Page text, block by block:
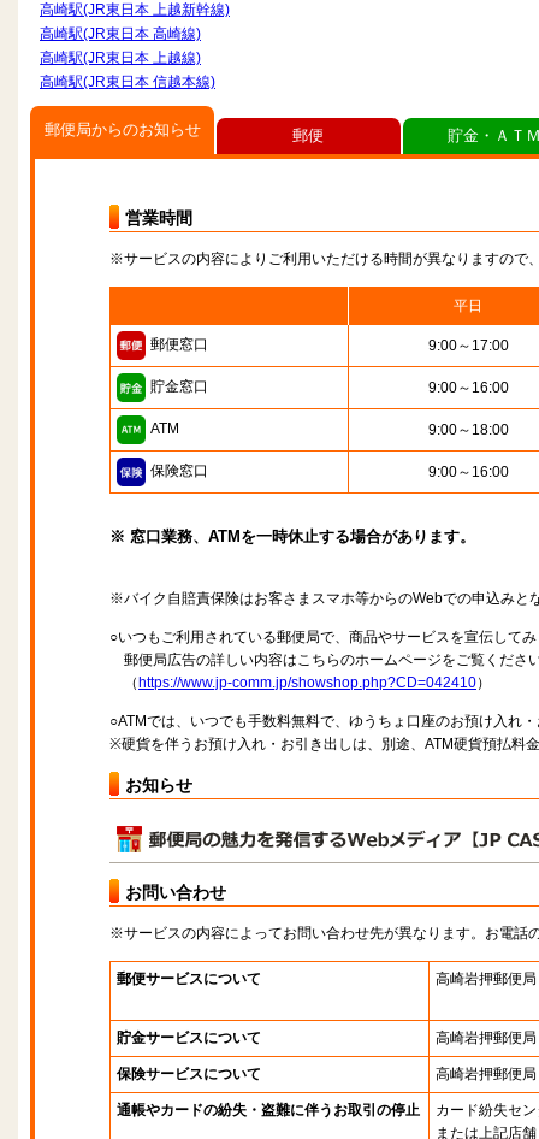
高崎駅(JR東日本 上越新幹線)
高崎駅(JR東日本 高崎線)
高崎駅(JR東日本 上越線)
高崎駅(JR東日本 信越本線)
郵便局からのお知らせ
営業時間
※サービスの内容によりご利用いただける時間が異なりますので
平日
郵便窓口 9:00～17:00
貯金窓口 9:00～16:00
ATM 9:00～18:00
保険窓口 9:00～16:00
※ 窓口業務、ATMを一時休止する場合があります。
※バイク自賠責保険はお客さまスマホ等からのWebでの申込みと
○いつもご利用されている郵便局で、商品やサービスを宣伝して
郵便局広告の詳しい内容はこちらのホームページをご覧くださ
（ https://www.jp-comm.jp/showshop.php?CD=042410）
○ATMでは、いつでも手数料無料で、ゆうちょ口座のお預け入れ
※硬貨を伴うお預け入れ・お引き出しは、別途、ATM硬貨預払料
お知らせ
お問い合わせ
※サービスの内容によってお問い合わせ先が異なります。お電話
郵便サービスについて 高崎岩押郵便局
貯金サービスについて 高崎岩押郵便局
保険サービスについて 高崎岩押郵便局
通帳やカードの紛失・盗難に伴うお取引の停止
カード紛失セ
または上記店舗
郵便 貯金・ＡＴ